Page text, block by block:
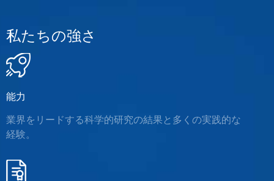
私たちの強さ
能力
業界をリードする科学的研究の結果と多くの実践的な
経験。